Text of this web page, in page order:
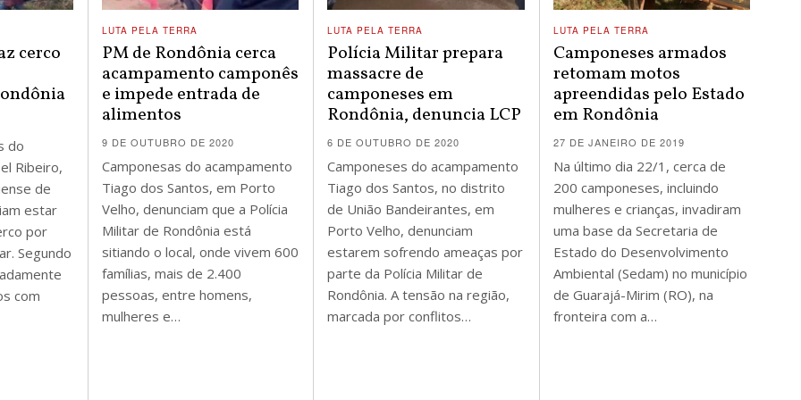
cerco
do
Ribeiro,
de
estar
por
Segundo
com
LUTA PELA TERRA
PM de Rondônia cerca
acampamento camponês
e impede entrada de
alimentos
9 DE OUTUBRO DE 2020
Camponesas do acampamento
Tiago dos Santos, em Porto
Velho, denunciam que a Polícia
Militar de Rondônia está
sitiando o local, onde vivem 600
famílias, mais de 2.400
pessoas, entre homens,
mulheres e…
LUTA PELA TERRA
Polícia Militar prepara
massacre de
camponeses em
Rondônia, denuncia LCP
6 DE OUTUBRO DE 2020
Camponeses do acampamento
Tiago dos Santos, no distrito
de União Bandeirantes, em
Porto Velho, denunciam
estarem sofrendo ameaças por
parte da Polícia Militar de
Rondônia. A tensão na região,
marcada por conflitos…
LUTA PELA TERRA
Camponeses armados
retomam motos
apreendidas pelo Estado
em Rondônia
27 DE JANEIRO DE 2019
Na último dia 22/1, cerca de
200 camponeses, incluindo
mulheres e crianças, invadiram
uma base da Secretaria de
Estado do Desenvolvimento
Ambiental (Sedam) no município
de Guarajá-Mirim (RO), na
fronteira com a…